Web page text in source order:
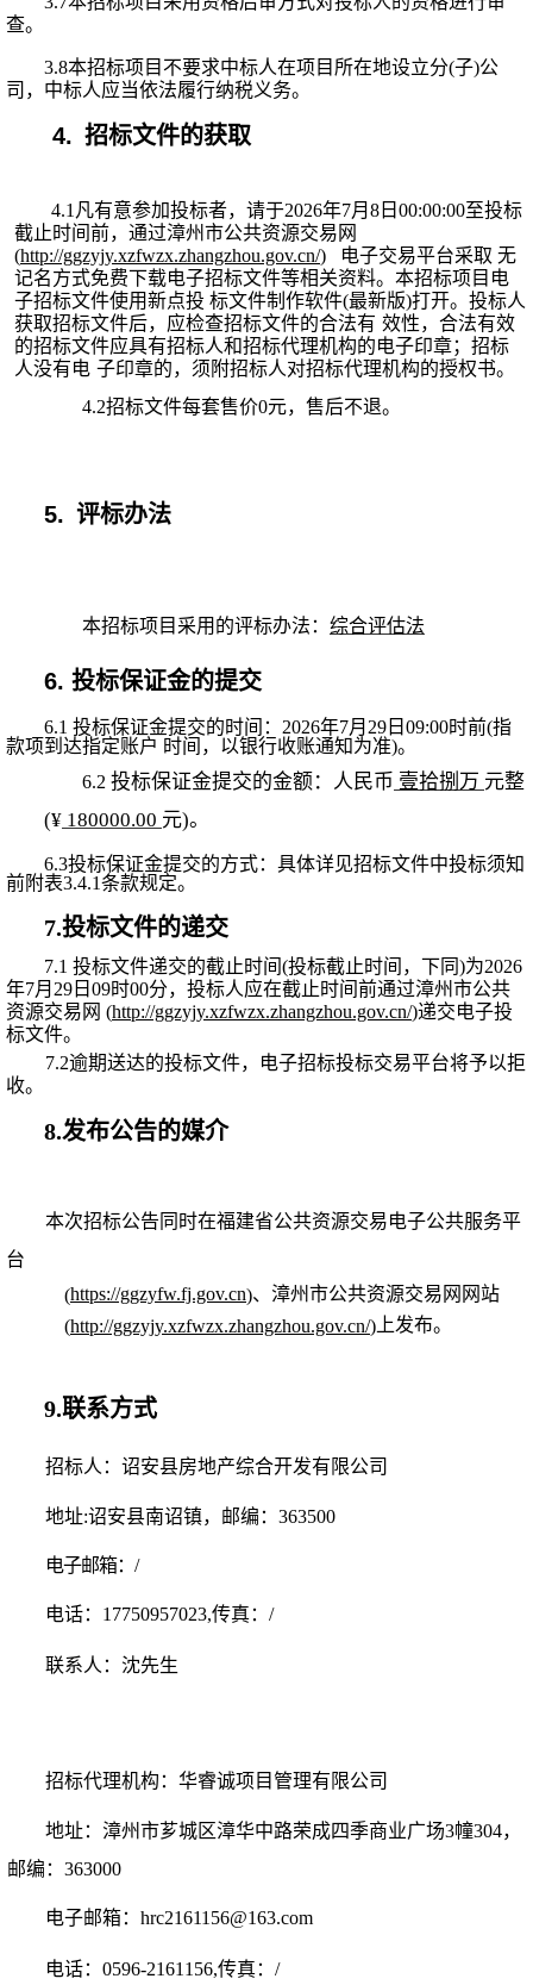
查。
3.8本招标项目不要求中标人在项目所在地设立分(子)公
司，中标人应当依法履行纳税义务。
4. 招标文件的获取
4.1凡有意参加投标者，请于2026年7月 8 日 00:00:00至投标
截止时间前，通过漳州市公共资源交易网
(http://ggzyjy.xzfwzx.zhangzhou.gov.cn/) 电子交易平台采取 无
记名方式免费下载电子招标文件等相关资料。本招标项目电
子招标文件使用新点投 标文件制作软件(最新版)打开。投标人
获取招标文件后，应检查招标文件的合法有 效性，合法有效
的招标文件应具有招标人和招标代理机构的电子印章；招标
人没有电 子印章的，须附招标人对招标代理机构的授权书。
4.2招标文件每套售价0元，售后不退。
5. 评标办法
本招标项目采用的评标办法： 综合评估法
6. 投标保证金的提交
6.1 投标保证金提交的时间：2026年7月 29 日 09:00时前(指
款项到达指定账户 时间，以银行收账通知为准)。
6.2 投标保证金提交的金额：人民币 壹拾捌万 元整
(¥ 180000.00 元)。
6.3投标保证金提交的方式：具体详见招标文件中投标须知
前附表3.4.1条款规定。
7.投标文件的递交
7.1 投标文件递交的截止时间(投标截止时间，下同)为2026
年7月 29 日 09时00分，投标人应在截止时间前通过漳州市公共
资源交易网 (http://ggzyjy.xzfwzx.zhangzhou.gov.cn/)递交电子投
标文件。
7.2逾期送达的投标文件，电子招标投标交易平台将予以拒
收。
8.发布公告的媒介
本次招标公告同时在福建省公共资源交易电子公共服务平
台
(https://ggzyfw.fj.gov.cn)、 漳州市公共资源交易网 网站
(http://ggzyjy.xzfwzx.zhangzhou.gov.cn/) 上发布。
9.联系方式
招标人： 诏安县房地产综合开发有限公司
地址:诏安县南诏镇，邮编： 363500
电子邮箱： /
电话： 17750957023,传真：/
联系人： 沈先生
招标代理机构： 华睿诚项目管理有限公司
地址： 漳州市芗城区漳华中路荣成四季商业广场3幢304，
邮编： 363000
电子邮箱： hrc2161156@163.com
电话： 0596-2161156,传真：/